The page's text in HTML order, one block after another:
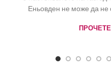
Еньовден не може да не